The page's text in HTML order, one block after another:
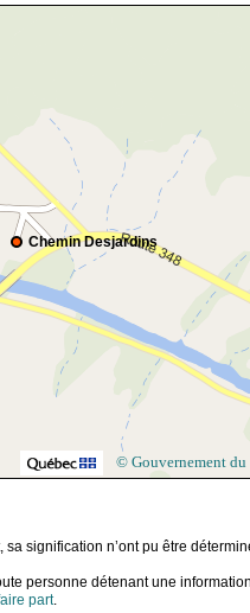
Chemin Desjardins
© Gouvernement du
signification n’ont pu être
personne détenant une
part.